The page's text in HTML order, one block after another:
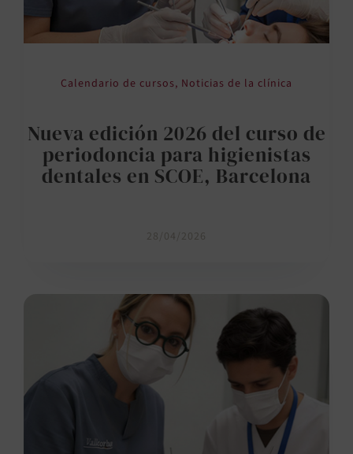
Calendario de cursos, Noticias de la clínica
Nueva edición 2026 del curso de
periodoncia para higienistas
dentales en SCOE, Barcelona
28/04/2026